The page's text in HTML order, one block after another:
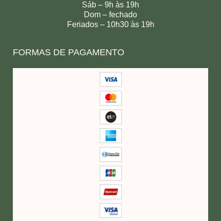
Sáb – 9h às 19h
Dom – fechado
Feriados – 10h30 às 19h
FORMAS DE PAGAMENTO